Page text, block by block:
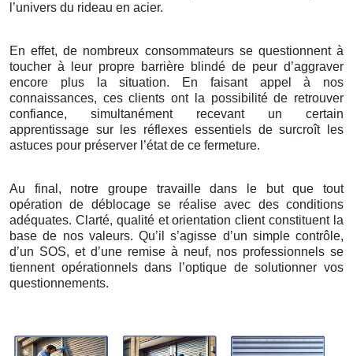
l’univers du rideau en acier.
En effet, de nombreux consommateurs se questionnent à
toucher à leur propre barrière blindé de peur d’aggraver
encore plus la situation. En faisant appel à nos
connaissances, ces clients ont la possibilité de retrouver
confiance, simultanément recevant un certain
apprentissage sur les réflexes essentiels de surcroît les
astuces pour préserver l’état de ce fermeture.
Au final, notre groupe travaille dans le but que tout
opération de déblocage se réalise avec des conditions
adéquates. Clarté, qualité et orientation client constituent la
base de nos valeurs. Qu’il s’agisse d’un simple contrôle,
d’un SOS, et d’une remise à neuf, nos professionnels se
tiennent opérationnels dans l’optique de solutionner vos
questionnements.